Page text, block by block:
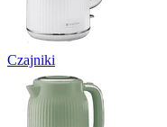
Czajniki